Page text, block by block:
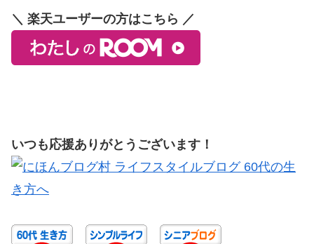
＼ 楽天ユーザーの方はこちら ／
いつも応援ありがとうございます！